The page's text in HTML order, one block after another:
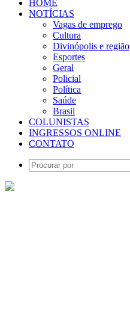
HOME
NOTÍCIAS
Vagas de emprego
Cultura
Divinópolis e região
Esportes
Geral
Policial
Política
Saúde
Brasil
COLUNISTAS
INGRESSOS ONLINE
CONTATO